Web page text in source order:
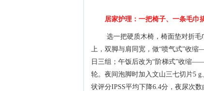
居家护理：一把椅子、一条毛巾
选一把硬质木椅，椅面垫对折
上，双脚与肩同宽，做“喷气式”收
日三组；午饭后改为“阶梯式”收缩
轮。夜间泡脚时加入文山三七切片5
状评分IPSS平均下降6.4分，夜尿次数